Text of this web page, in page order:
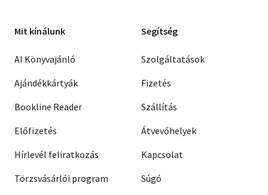
Mit kínálunk
AI Könyvajánló
Ajándékkártyák
Bookline Reader
Előfizetés
Hírlevél feliratkozás
Törzsvásárlói program
Segítség
Szolgáltatások
Fizetés
Szállítás
Átvevőhelyek
Kapcsolat
Súgó